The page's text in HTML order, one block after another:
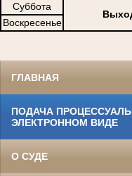
Суббота
Воскресенье
ГЛАВНАЯ
ПОДАЧА
ЭЛЕКТРОННОМ ВИДЕ
О СУДЕ